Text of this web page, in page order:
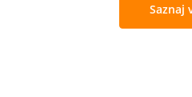
Saznaj